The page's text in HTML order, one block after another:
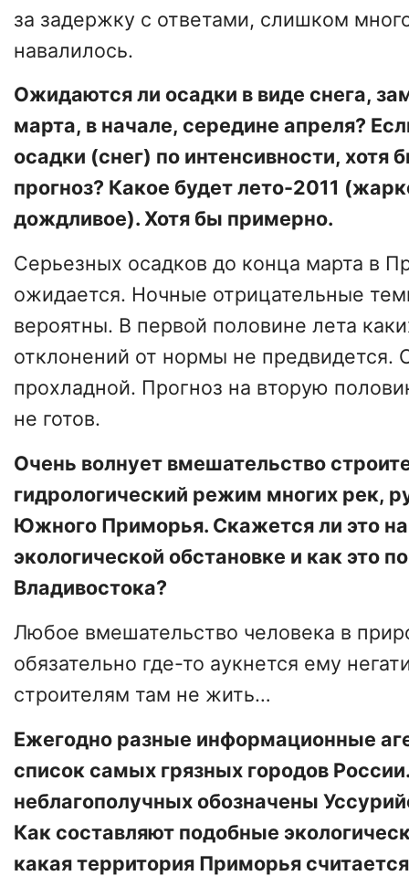
за задержку с ответами, слишком
навалилось.
Ожидаются ли осадки в виде снега,
марта, в начале, середине апреля?
осадки (снег) по интенсивности, хотя
прогноз? Какое будет лето-2011
дождливое). Хотя бы примерно.
Серьезных осадков до конца марта в
ожидается. Ночные отрицательные
вероятны. В первой половине лета
отклонений от нормы не предвидется.
прохладной. Прогноз на вторую
не готов.
Очень волнует вмешательство
гидрологический режим многих рек,
Южного Приморья. Скажется ли это
экологической обстановке и как это
Владивостока?
Любое вмешательство человека в
обязательно где-то аукнется ему
строителям там не жить…
Ежегодно разные информационные
список самых грязных городов
неблагополучных обозначены
Как составляют подобные
какая территория Приморья